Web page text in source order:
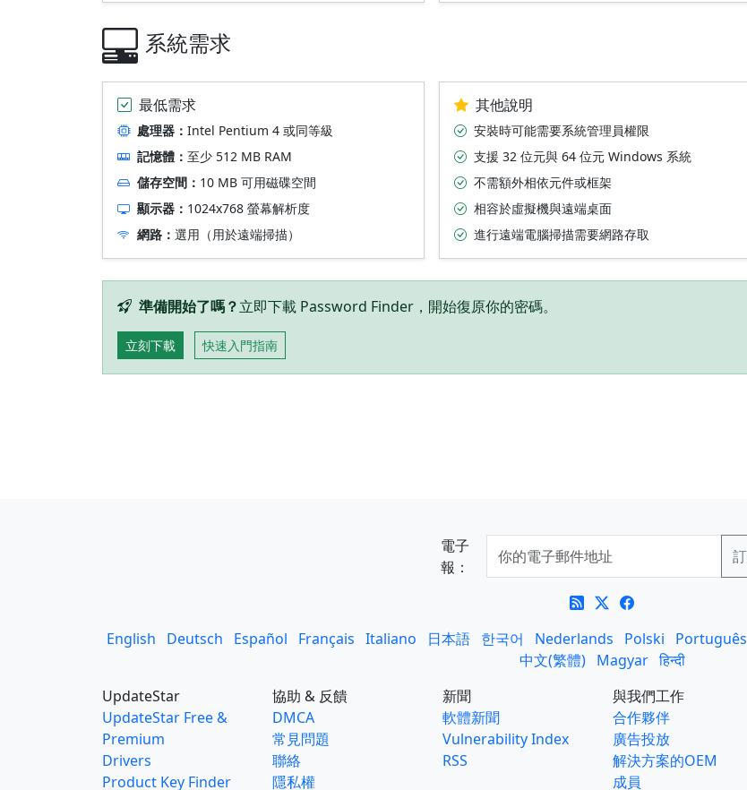
系統需求
最低需求
處理器： Intel Pentium 4 或同等級
記憶體： 至少 512 MB RAM
儲存空間： 10 MB 可用磁碟空間
顯示器： 1024x768 螢幕解析度
網路： 選用（用於遠端掃描）
其他說明
安裝時可能需要系統管理員權限
支援 32 位元與 64 位元 Windows 系統
不需額外相依元件或框架
相容於虛擬機與遠端桌面
進行遠端電腦掃描需要網路存取
準備開始了嗎？立即下載 Password Finder，開始復原你的密碼。
立刻下載 快速入門指南
電子
報：
English Deutsch Español Français Italiano 日本語 한국어 Nederlands Polski Português
中文(繁體)
Magyar हिन्दी
UpdateStar
UpdateStar Free &
Premium
Drivers
Product Key Finder
協助 & 反饋
DMCA
常見問題
聯絡
隱私權
新聞
軟體新聞
Vulnerability Index
RSS
與我們工作
合作夥伴
廣告投放
解決方案的OEM
成員